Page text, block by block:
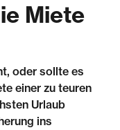
Miete
oder sollte es
einer zu teuren
Urlaub
ins